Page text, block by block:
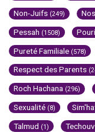
Non-Juifs (249)
Pessah (1508)
Pureté Familiale (578)
Respect des Parents
Roch Hachana (296)
Sexualité (8)
Talmud (1)